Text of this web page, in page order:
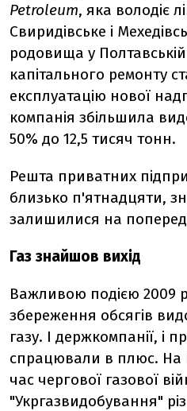
Petroleum, яка володіє
Свиридівське і
родовища у
капітального ремонту
експлуатацію нової
компанія збільшила
50% до 12,5 тисяч тонн.
Решта приватних
близько п'ятнадцяти,
залишилися на
Газ знайшов вихід
Важливою подією 2009
збереження обсягів
газу. І держкомпанії, і
спрацювали в плюс. На
час чергової газової
"Укргазвидобування"